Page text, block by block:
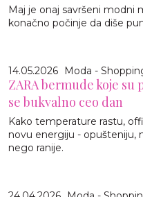
Maj je onaj savršeni modni
konačno počinje da diše
14.05.2026 Moda -
ZARA bermude koje
se bukvalno ceo dan
Kako temperature rastu,
novu energiju - opušteniju,
nego ranije.